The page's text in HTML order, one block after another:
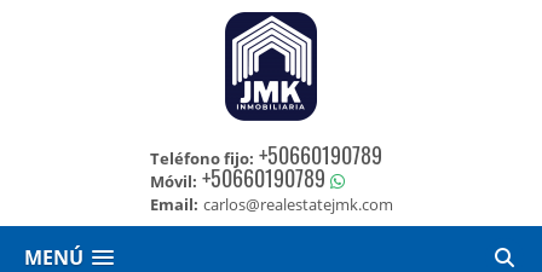
Teléfono fijo: +50660190789
Móvil: +50660190789
Email: carlos@realestatejmk.com
MENÚ